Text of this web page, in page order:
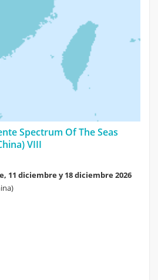
Spectrum Of The Seas
VIII
11 diciembre y 18 diciembre 2026